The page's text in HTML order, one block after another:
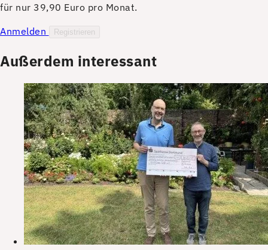
für nur 39,90 Euro pro Monat.
Anmelden
Registrieren
Außerdem interessant